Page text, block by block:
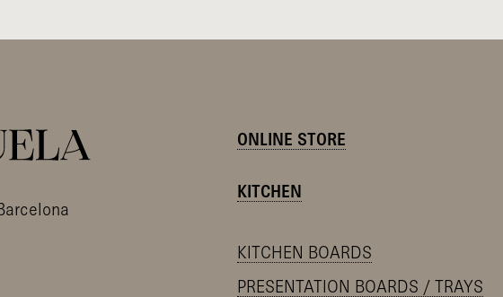
ONLINE STORE
KITCHEN
KITCHEN BOARDS
PRESENTATION BOARDS / TRAYS